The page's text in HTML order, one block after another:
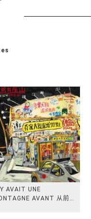
Y AVAIT UNE
AVANT 从前有